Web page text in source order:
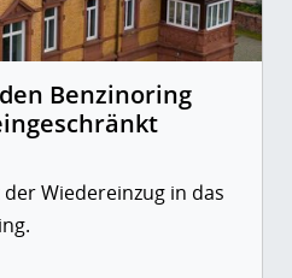
Benzinoring
Wiedereinzug in das